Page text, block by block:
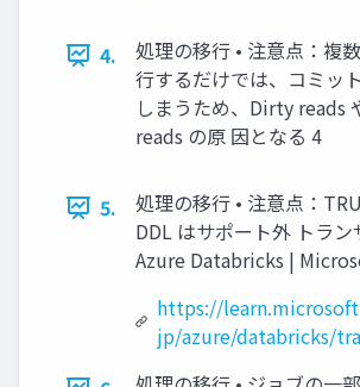
4.
処理の移行 • 注意点：複
行するだけでは、コミッ
しまうため、Dirty reads
reads の原 因となる 4
5.
処理の移行 • 注意点：
DDL はサポート外 トラ
Azure Databricks |
https://
jp/azure/databricks/